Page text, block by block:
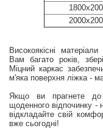
Високоякісні
Вам багато років,
Міцний каркас
м'яка поверхня ліжка -
Якщо ви прагнете
щоденного відпочинку -
відкладайте свій
вже сьогодні!